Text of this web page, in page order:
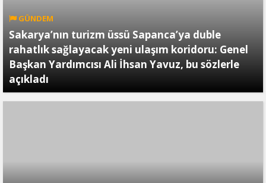
GÜNDEM
Sakarya’nın turizm üssü Sapanca’ya duble
rahatlık sağlayacak yeni ulaşım koridoru: Genel
Başkan Yardımcısı Ali İhsan Yavuz, bu sözlerle
açıkladı